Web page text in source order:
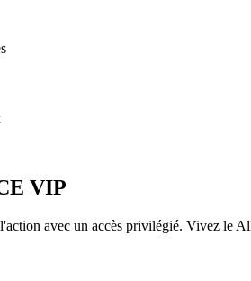
VIP
avec un accès privilégié. Vivez le